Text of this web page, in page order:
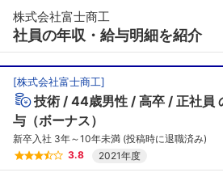
株式会社富士商工
社員の年収・給与明細を紹介
[株式会社富士商工]
技術 44歳男性 高卒 正社員
与（ボーナス）
新卒入社 3年～10年未満 (投稿時に退職済み)
3.8
2021年度